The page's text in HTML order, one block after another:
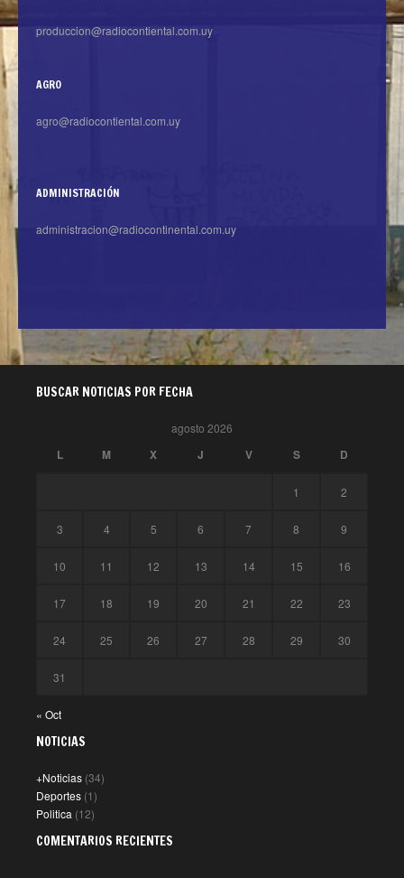
produccion@radiocontiental.com.uy
AGRO
agro@radiocontiental.com.uy
ADMINISTRACIÓN
administracion@radiocontinental.com.uy
BUSCAR NOTICIAS POR FECHA
agosto 2026
L M X J V S D
1 2
3 4 5 6 7 8 9
10 11 12 13 14 15 16
17 18 19 20 21 22 23
24 25 26 27 28 29 30
31
« Oct
NOTICIAS
+Noticias (34)
Deportes (1)
Politica (12)
COMENTARIOS RECIENTES